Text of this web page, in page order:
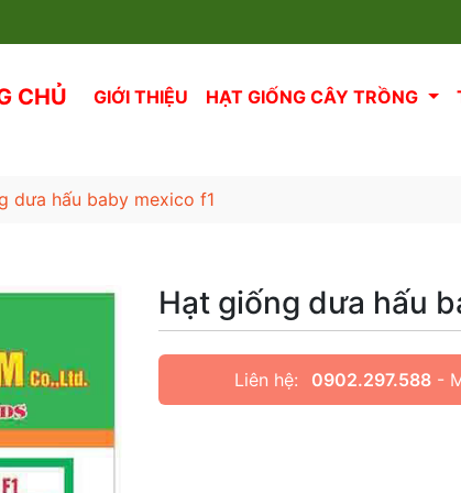
CHỦ GIỚI THIỆU HẠT GIỐNG CÂY TRỒNG
dưa hấu baby mexico f1
Hạt giống dưa hấu
Liên hệ: 0902.297.588 -